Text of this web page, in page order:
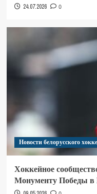
24.07.2026 0
Новости белорусского
Хоккейное
Монументу Победы в